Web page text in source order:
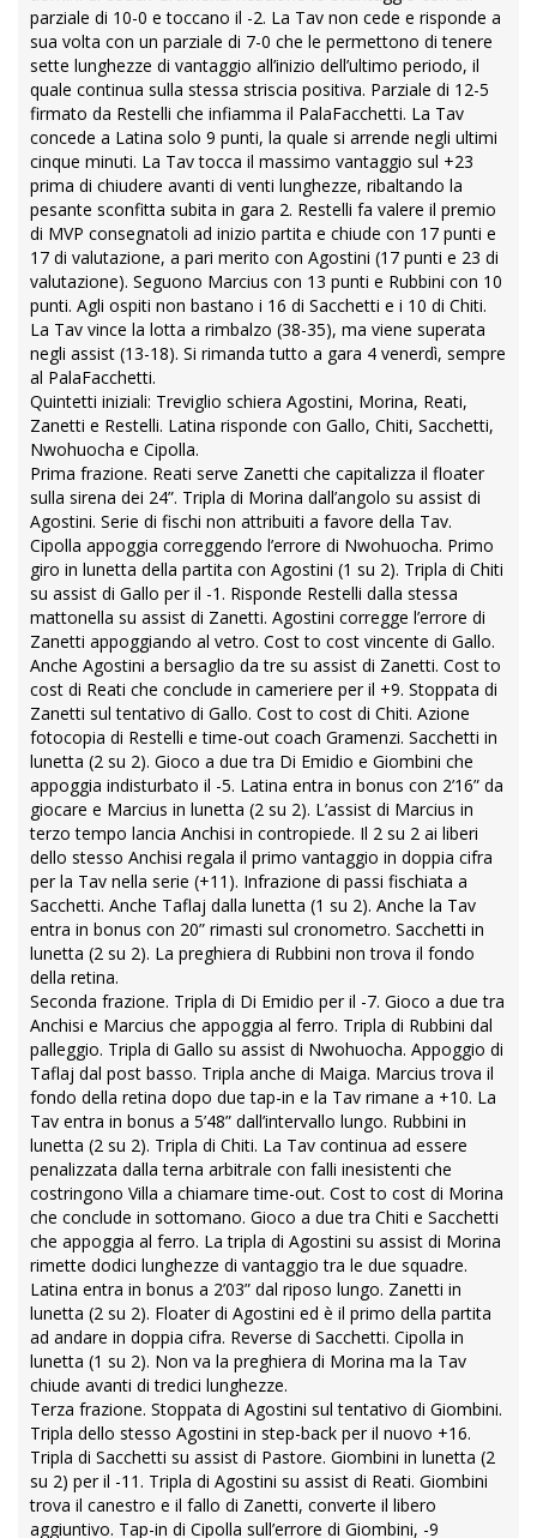
parziale di 10-0 e toccano il -2. La Tav non cede e risponde a
sua volta con un parziale di 7-0 che le permettono di tenere
sette lunghezze di vantaggio all’inizio dell’ultimo periodo, il
quale continua sulla stessa striscia positiva. Parziale di 12-5
firmato da Restelli che infiamma il PalaFacchetti. La Tav
concede a Latina solo 9 punti, la quale si arrende negli ultimi
cinque minuti. La Tav tocca il massimo vantaggio sul +23
prima di chiudere avanti di venti lunghezze, ribaltando la
pesante sconfitta subita in gara 2. Restelli fa valere il premio
di MVP consegnatoli ad inizio partita e chiude con 17 punti e
17 di valutazione, a pari merito con Agostini (17 punti e 23 di
valutazione). Seguono Marcius con 13 punti e Rubbini con 10
punti. Agli ospiti non bastano i 16 di Sacchetti e i 10 di Chiti.
La Tav vince la lotta a rimbalzo (38-35), ma viene superata
negli assist (13-18). Si rimanda tutto a gara 4 venerdì, sempre
al PalaFacchetti.
Quintetti iniziali: Treviglio schiera Agostini, Morina, Reati,
Zanetti e Restelli. Latina risponde con Gallo, Chiti, Sacchetti,
Nwohuocha e Cipolla.
Prima frazione. Reati serve Zanetti che capitalizza il floater
sulla sirena dei 24”. Tripla di Morina dall’angolo su assist di
Agostini. Serie di fischi non attribuiti a favore della Tav.
Cipolla appoggia correggendo l’errore di Nwohuocha. Primo
giro in lunetta della partita con Agostini (1 su 2). Tripla di Chiti
su assist di Gallo per il -1. Risponde Restelli dalla stessa
mattonella su assist di Zanetti. Agostini corregge l’errore di
Zanetti appoggiando al vetro. Cost to cost vincente di Gallo.
Anche Agostini a bersaglio da tre su assist di Zanetti. Cost to
cost di Reati che conclude in cameriere per il +9. Stoppata di
Zanetti sul tentativo di Gallo. Cost to cost di Chiti. Azione
fotocopia di Restelli e time-out coach Gramenzi. Sacchetti in
lunetta (2 su 2). Gioco a due tra Di Emidio e Giombini che
appoggia indisturbato il -5. Latina entra in bonus con 2’16” da
giocare e Marcius in lunetta (2 su 2). L’assist di Marcius in
terzo tempo lancia Anchisi in contropiede. Il 2 su 2 ai liberi
dello stesso Anchisi regala il primo vantaggio in doppia cifra
per la Tav nella serie (+11). Infrazione di passi fischiata a
Sacchetti. Anche Taflaj dalla lunetta (1 su 2). Anche la Tav
entra in bonus con 20” rimasti sul cronometro. Sacchetti in
lunetta (2 su 2). La preghiera di Rubbini non trova il fondo
della retina.
Seconda frazione. Tripla di Di Emidio per il -7. Gioco a due tra
Anchisi e Marcius che appoggia al ferro. Tripla di Rubbini dal
palleggio. Tripla di Gallo su assist di Nwohuocha. Appoggio di
Taflaj dal post basso. Tripla anche di Maiga. Marcius trova il
fondo della retina dopo due tap-in e la Tav rimane a +10. La
Tav entra in bonus a 5’48” dall’intervallo lungo. Rubbini in
lunetta (2 su 2). Tripla di Chiti. La Tav continua ad essere
penalizzata dalla terna arbitrale con falli inesistenti che
costringono Villa a chiamare time-out. Cost to cost di Morina
che conclude in sottomano. Gioco a due tra Chiti e Sacchetti
che appoggia al ferro. La tripla di Agostini su assist di Morina
rimette dodici lunghezze di vantaggio tra le due squadre.
Latina entra in bonus a 2’03” dal riposo lungo. Zanetti in
lunetta (2 su 2). Floater di Agostini ed è il primo della partita
ad andare in doppia cifra. Reverse di Sacchetti. Cipolla in
lunetta (1 su 2). Non va la preghiera di Morina ma la Tav
chiude avanti di tredici lunghezze.
Terza frazione. Stoppata di Agostini sul tentativo di Giombini.
Tripla dello stesso Agostini in step-back per il nuovo +16.
Tripla di Sacchetti su assist di Pastore. Giombini in lunetta (2
su 2) per il -11. Tripla di Agostini su assist di Reati. Giombini
trova il canestro e il fallo di Zanetti, converte il libero
aggiuntivo. Tap-in di Cipolla sull’errore di Giombini, -9